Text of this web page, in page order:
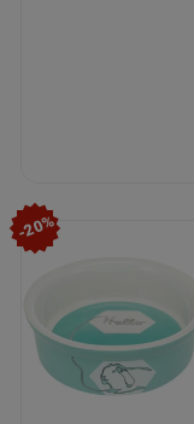
-20%